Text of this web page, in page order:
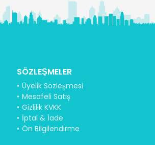
SÖZLEŞMELER
Üyelik Sözleşmesi
Mesafeli Satış
Gizlilik KVKK
İptal & İade
Ön Bilgilendirme